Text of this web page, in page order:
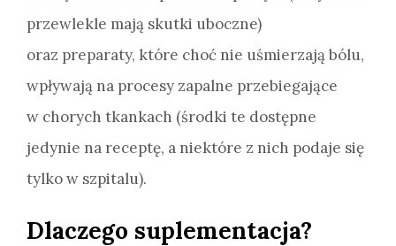
przewlekle mają skutki uboczne)
oraz preparaty, które choć nie uśmierzają bólu,
wpływają na procesy zapalne przebiegające
w chorych tkankach (środki te dostępne
jedynie na receptę, a niektóre z nich podaje się
tylko w szpitalu).
Dlaczego suplementacja?